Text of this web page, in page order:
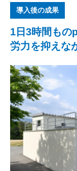
導入後の成果
1日3時間もの
労力を抑えな